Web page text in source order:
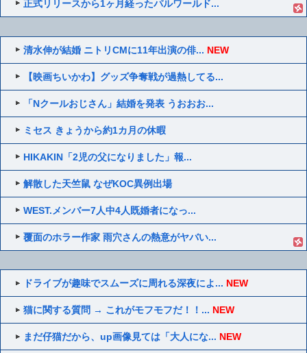
正式リリースから1ヶ月経ったパルワールド...
清水伸が結婚 ニトリCMに11年出演の俳... NEW
【映画ちいかわ】グッズ争奪戦が過熱してる...
「Nクールおじさん」結婚を発表 うおおお...
ミセス きょうから約1カ月の休暇
HIKAKIN「2児の父になりました」報...
解散した天竺鼠 なぜKOC異例出場
WEST.メンバー7人中4人既婚者になっ...
覆面のホラー作家 雨穴さんの熱意がヤバい...
ドライブが趣味でスムーズに周れる深夜によ... NEW
猫に関する質問 → これがモフモフだ！！... NEW
まだ仔猫だから、up画像見ては「大人にな... NEW